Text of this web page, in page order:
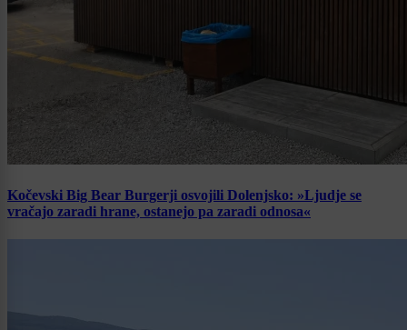
Kočevski Big Bear Burgerji osvojili Dolenjsko: »Ljudje se
vračajo zaradi hrane, ostanejo pa zaradi odnosa«